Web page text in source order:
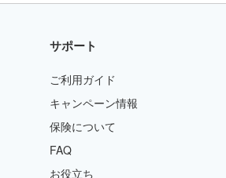
サポート
ご利用ガイド
キャンペーン情報
保険について
FAQ
お役立ち